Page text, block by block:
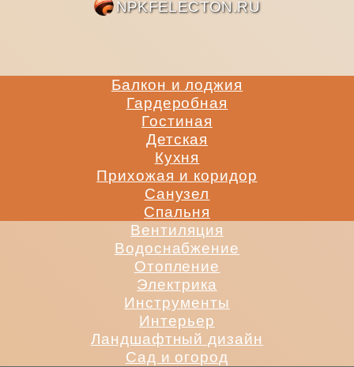
Балкон и лоджия
Гардеробная
Гостиная
Детская
Кухня
Прихожая и коридор
Санузел
Спальня
Вентиляция
Водоснабжение
Отопление
Электрика
Инструменты
Интерьер
Ландшафтный дизайн
Сад и огород